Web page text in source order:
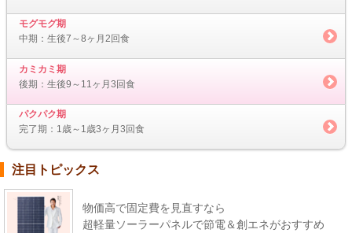
モグモグ期
中期：生後7～8ヶ月2回食
カミカミ期
後期：生後9～11ヶ月3回食
パクパク期
完了期：1歳～1歳3ヶ月3回食
注目トピックス
物価高で固定費を見直すなら
超軽量ソーラーパネルで節電＆創エネがおすすめ